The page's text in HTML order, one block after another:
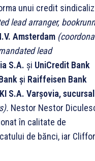
unui credit
lead arranger,
Amsterdam
lead
S.A. și UniCredit Bank
și Raiffeisen Bank
S.A. Varșovia,
Nestor Nestor
în calitate de
de bănci, iar